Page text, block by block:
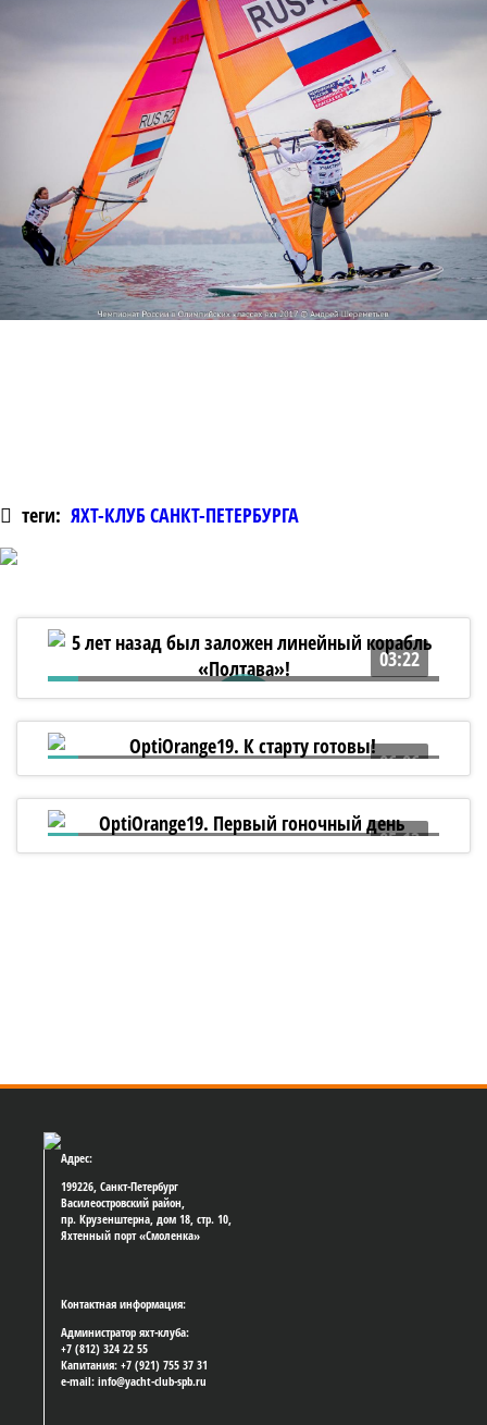
теги: ЯХТ-КЛУБ САНКТ-ПЕТЕРБУРГА
03:22
5 лет назад был заложен линейный
корабль «Полтава»!
06:06
OptiOrange19. К старту готовы!
05:13
OptiOrange19. Первый гоночный день
Адрес:
199226, Санкт-Петербург
Василеостровский район,
пр. Крузенштерна, дом 18, стр. 10,
Яхтенный порт «Смоленка»
Контактная информация:
Администратор яхт-клуба:
+7 (812) 324 22 55
Капитания: +7 (921) 755 37 31
e-mail: info@yacht-club-spb.ru